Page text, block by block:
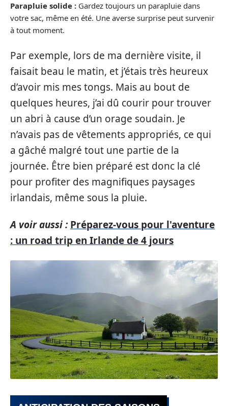
Parapluie solide : Gardez toujours un parapluie dans
votre sac, même en été. Une averse surprise peut survenir
à tout moment.
Par exemple, lors de ma dernière visite, il
faisait beau le matin, et j’étais très heureux
d’avoir mis mes tongs. Mais au bout de
quelques heures, j’ai dû courir pour trouver
un abri à cause d’un orage soudain. Je
n’avais pas de vêtements appropriés, ce qui
a gâché malgré tout une partie de la
journée. Être bien préparé est donc la clé
pour profiter des magnifiques paysages
irlandais, même sous la pluie.
A voir aussi : Préparez-vous pour l'aventure
: un road trip en Irlande de 4 jours